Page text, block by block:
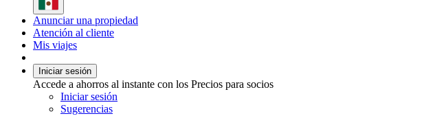
Anunciar una propiedad
Atención al cliente
Mis viajes
Iniciar sesión
Accede a ahorros al instante con los Precios para socios
Iniciar sesión
Sugerencias